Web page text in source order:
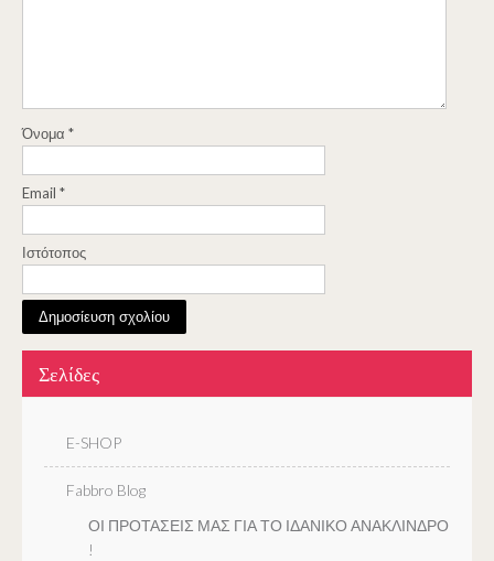
Όνομα *
Email *
Ιστότοπος
Σελίδες
E-SHOP
Fabbro Blog
ΟΙ ΠΡΟΤΑΣΕΙΣ ΜΑΣ ΓΙΑ ΤΟ ΙΔΑΝΙΚΟ ΑΝΑΚΛΙΝΔΡΟ
!